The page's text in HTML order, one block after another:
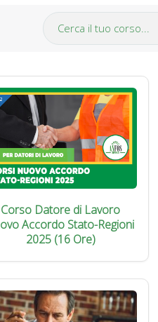
Corso Datore di Lavoro
Accordo Stato-Regioni
2025 (16 Ore)